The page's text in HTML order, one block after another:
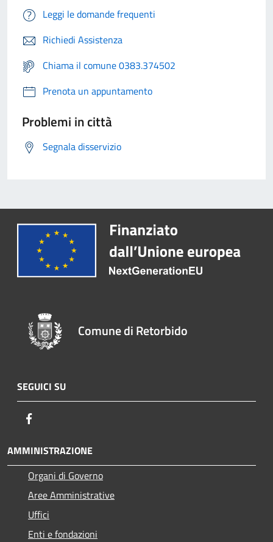
Leggi le domande frequenti
Richiedi Assistenza
Chiama il comune 0383.374502
Prenota un appuntamento
Problemi in città
Segnala disservizio
Comune di Retorbido
SEGUICI SU
AMMINISTRAZIONE
Organi di Governo
Aree Amministrative
Uffici
Enti e fondazioni